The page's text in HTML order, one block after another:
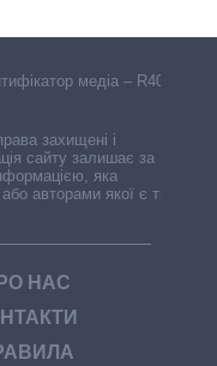
медіа – R40-
захищені і
сайту залишає за
яка
авторами якої є треті
НАС